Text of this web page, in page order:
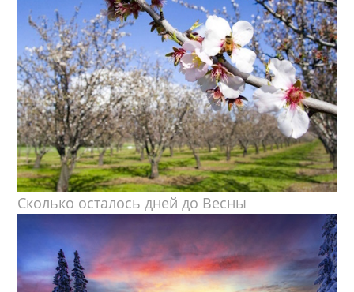
Сколько осталось дней до Весны